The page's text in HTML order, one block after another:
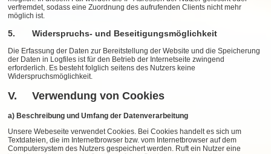
verfremdet, sodass eine Zuordnung des aufrufenden Clients nicht mehr
möglich ist.
5. Widerspruchs- und Beseitigungsmöglichkeit
Die Erfassung der Daten zur Bereitstellung der Website und die Speicherung
der Daten in Logfiles ist für den Betrieb der Internetseite zwingend
erforderlich. Es besteht folglich seitens des Nutzers keine
Widerspruchsmöglichkeit.
V. Verwendung von Cookies
a) Beschreibung und Umfang der Datenverarbeitung
Unsere Webeseite verwendet Cookies. Bei Cookies handelt es sich um
Textdateien, die im Internetbrowser bzw. vom Internetbrowser auf dem
Computersystem des Nutzers gespeichert werden. Ruft ein Nutzer eine